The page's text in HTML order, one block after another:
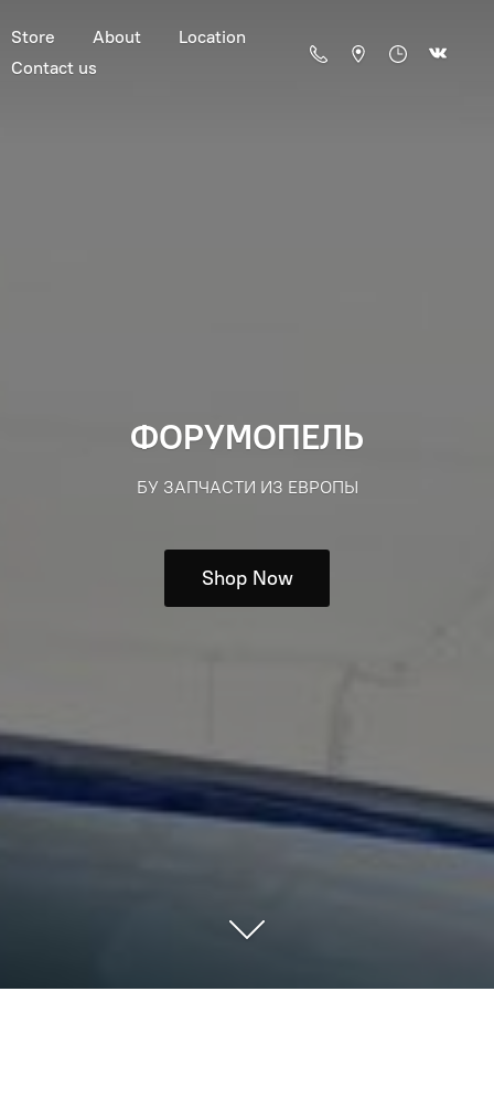
Store About
Location
Contact us
ФОРУМОПЕЛЬ
БУ ЗАПЧАСТИ ИЗ ЕВРОПЫ
Shop Now